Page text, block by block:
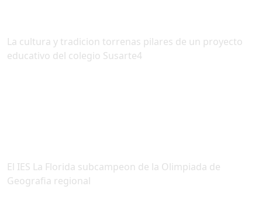
La cultura y tradicion torrenas pilares de un proyecto
educativo del colegio Susarte4
El IES La Florida subcampeon de la Olimpiada de
Geografia regional